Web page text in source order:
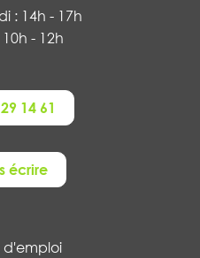
: 14h - 17h
- 12h
14 61
écrire
d'emploi